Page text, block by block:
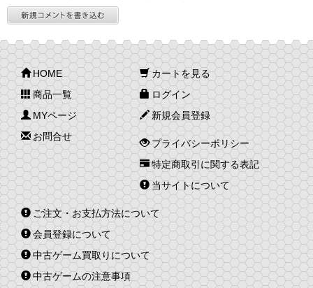
HOME
商品一覧
MYページ
お問合せ
カートを見る
ログイン
新規会員登録
プライバシーポリシー
特定商取引に関する表記
当サイトについて
ご注文・お支払方法について
会員登録について
中古ゲーム買取りについて
中古ゲームの注意事項